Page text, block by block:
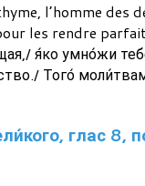
l’homme des
les rendre
я́ко умно́жи
Того́
глас 8,